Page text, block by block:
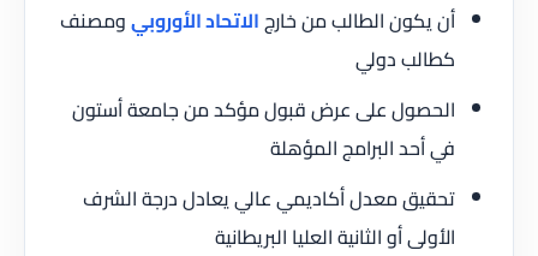
أن يكون الطالب من خارجالاتحاد الأوروبيومصنف
كطالب دولي
الحصول على عرض قبول مؤكد من جامعة أستون
في أحد البرامج المؤهلة
تحقيق معدل أكاديمي عالي يعادل درجة الشرف
الأولى أو الثانية العليا البريطانية